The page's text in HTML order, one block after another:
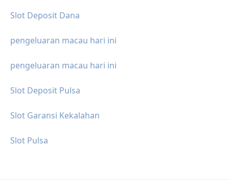
Slot Deposit Dana
pengeluaran macau hari ini
pengeluaran macau hari ini
Slot Deposit Pulsa
Slot Garansi Kekalahan
Slot Pulsa